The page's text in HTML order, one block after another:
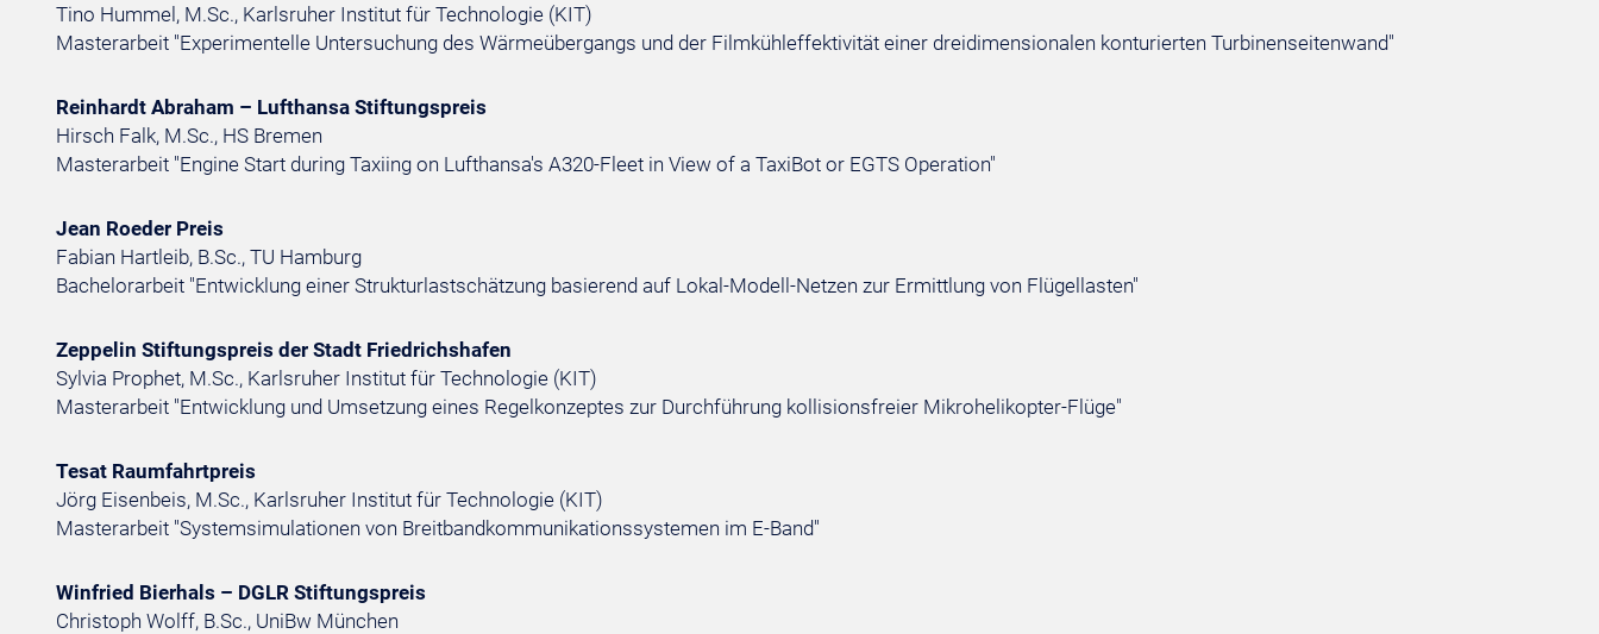
Tino Hummel, M.Sc., Karlsruher Institut für Technologie (KIT)
Masterarbeit "Experimentelle Untersuchung des Wärmeübergangs und der Filmkühleffektivität einer dreidimensionalen konturierten Turbinenseitenwand"
Reinhardt Abraham – Lufthansa Stiftungspreis
Hirsch Falk, M.Sc., HS Bremen
Masterarbeit "Engine Start during Taxiing on Lufthansa's A320-Fleet in View of a TaxiBot or EGTS Operation"
Jean Roeder Preis
Fabian Hartleib, B.Sc., TU Hamburg
Bachelorarbeit "Entwicklung einer Strukturlastschätzung basierend auf Lokal-Modell-Netzen zur Ermittlung von Flügellasten"
Zeppelin Stiftungspreis der Stadt Friedrichshafen
Sylvia Prophet, M.Sc., Karlsruher Institut für Technologie (KIT)
Masterarbeit "Entwicklung und Umsetzung eines Regelkonzeptes zur Durchführung kollisionsfreier Mikrohelikopter-Flüge"
Tesat Raumfahrtpreis
Jörg Eisenbeis, M.Sc., Karlsruher Institut für Technologie (KIT)
Masterarbeit "Systemsimulationen von Breitbandkommunikationssystemen im E-Band"
Winfried Bierhals – DGLR Stiftungspreis
Christoph Wolff, B.Sc., UniBw München